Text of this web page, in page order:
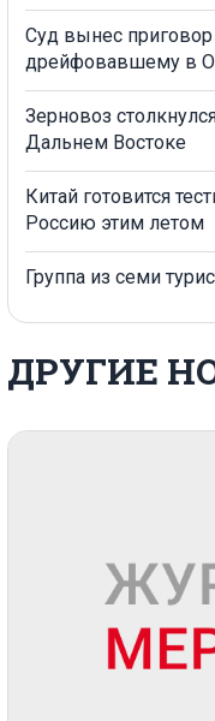
Суд вынес
дрейфовавшему в
Зерновоз
Дальнем Востоке
Китай готовится
Россию этим летом
Группа из семи
ДРУГИЕ